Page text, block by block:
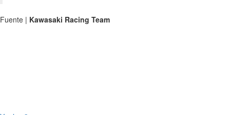
Fuente | Kawasaki Racing Team